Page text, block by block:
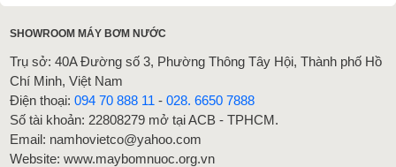
SHOWROOM MÁY BƠM NƯỚC
Trụ sở: 40A Đường số 3, Phường Thông Tây Hội, Thành phố Hồ
Chí Minh, Việt Nam
Điện thoại:094 70 888 11 -028. 6650 7888
Số tài khoản: 22808279 mở tại ACB - TPHCM.
Email: namhovietco@yahoo.com
Website: www.maybomnuoc.org.vn